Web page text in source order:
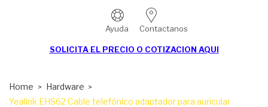
Ayuda Contactanos
SOLICITA EL PRECIO O COTIZACION AQUI
Home
Hardware
Yealink EHS62 Cable telefónico adaptador para auricular